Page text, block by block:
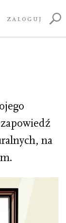
ZALOGUJ
na